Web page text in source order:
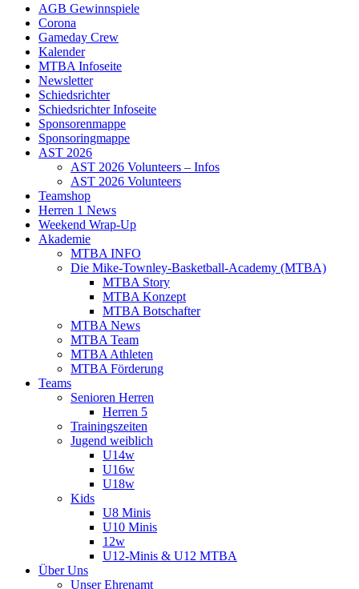
AGB Gewinnspiele
Corona
Gameday Crew
Kalender
MTBA Infoseite
Newsletter
Schiedsrichter
Schiedsrichter Infoseite
Sponsorenmappe
Sponsoringmappe
AST 2026
AST 2026 Volunteers – Infos
AST 2026 Volunteers
Teamshop
Herren 1 News
Weekend Wrap-Up
Akademie
MTBA INFO
Die Mike-Townley-Basketball-Academy (MTBA)
MTBA Story
MTBA Konzept
MTBA Botschafter
MTBA News
MTBA Team
MTBA Athleten
MTBA Förderung
Teams
Senioren Herren
Herren 5
Trainingszeiten
Jugend weiblich
U14w
U16w
U18w
Kids
U8 Minis
U10 Minis
12w
U12-Minis & U12 MTBA
Über Uns
Unser Ehrenamt